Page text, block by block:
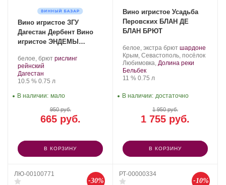
Вино игристое ЗГУ
Дагестан Дербент Вино
игристое ЭНДЕМЫ
Производитель:
Дербент
Вино.
белое, брют .рислинг
рейнский
Регион:
Дагестан
Крепость
10.5 %. Объем
0.75 л
665 руб.
950 руб.
В наличии: мало
В КОРЗИНУ
Вино игристое Усадьба
Перовских БЛАН ДЕ
БЛАН БРЮТ
Производитель:
Усадьба
Перовских.
белое, экстра брют .
Сорт
винограда:
шардоне
Регион:
Крым, Севастополь, посёлок
Любимовка, Долина реки
Бельбек
Крепость
11 %. Объем
0.75 л
1 755 руб.
1 950 руб.
В наличии: достаточно
В КОРЗИНУ
ЛЮ-00100771
-30%
РТ-00000334
-10%